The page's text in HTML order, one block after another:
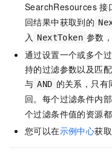
SearchResources 接
回结果中获取到的
入 NextToken 参数
通过设置一个或多个
持的过滤参数以及匹
与 AND 的关系，只有
回。每个过滤条件内
个过滤条件值的资源都
您可以在示例中心获